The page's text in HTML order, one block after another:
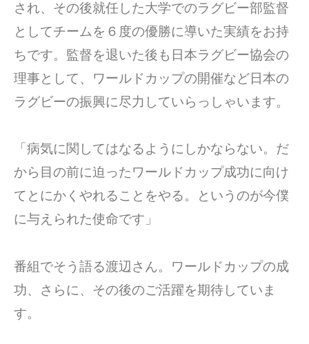
され、その後就任した大学でのラグビー部監督
としてチームを６度の優勝に導いた実績をお持
ちです。監督を退いた後も日本ラグビー協会の
理事として、ワールドカップの開催など日本の
ラグビーの振興に尽力していらっしゃいます。
「病気に関してはなるようにしかならない。だ
から目の前に迫ったワールドカップ成功に向け
てとにかくやれることをやる。というのが今僕
に与えられた使命です」
番組でそう語る渡辺さん。ワールドカップの成
功、さらに、その後のご活躍を期待していま
す。